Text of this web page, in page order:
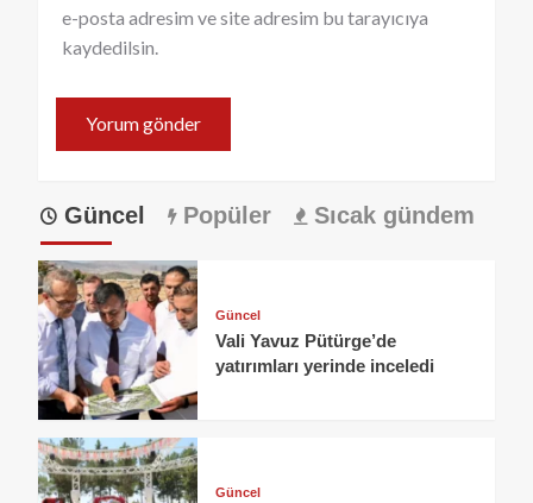
e-posta adresim ve site adresim bu tarayıcıya
kaydedilsin.
Güncel Popüler Sıcak gündem
Güncel
Vali Yavuz Pütürge’de
yatırımları yerinde inceledi
Güncel